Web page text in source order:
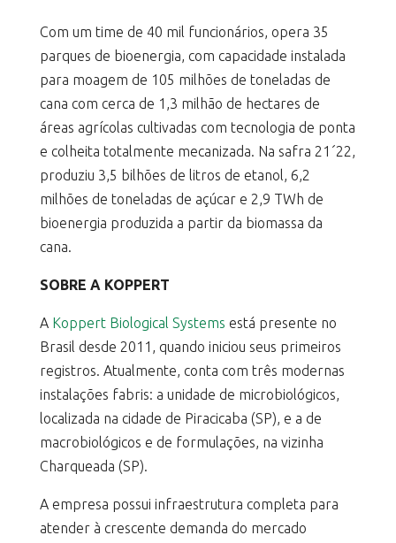
Com um time de 40 mil funcionários, opera 35
parques de bioenergia, com capacidade instalada
para moagem de 105 milhões de toneladas de
cana com cerca de 1,3 milhão de hectares de
áreas agrícolas cultivadas com tecnologia de ponta
e colheita totalmente mecanizada. Na safra 21´22,
produziu 3,5 bilhões de litros de etanol, 6,2
milhões de toneladas de açúcar e 2,9 TWh de
bioenergia produzida a partir da biomassa da
cana.
SOBRE A KOPPERT
A Koppert Biological Systems está presente no
Brasil desde 2011, quando iniciou seus primeiros
registros. Atualmente, conta com três modernas
instalações fabris: a unidade de microbiológicos,
localizada na cidade de Piracicaba (SP), e a de
macrobiológicos e de formulações, na vizinha
Charqueada (SP).
A empresa possui infraestrutura completa para
atender à crescente demanda do mercado